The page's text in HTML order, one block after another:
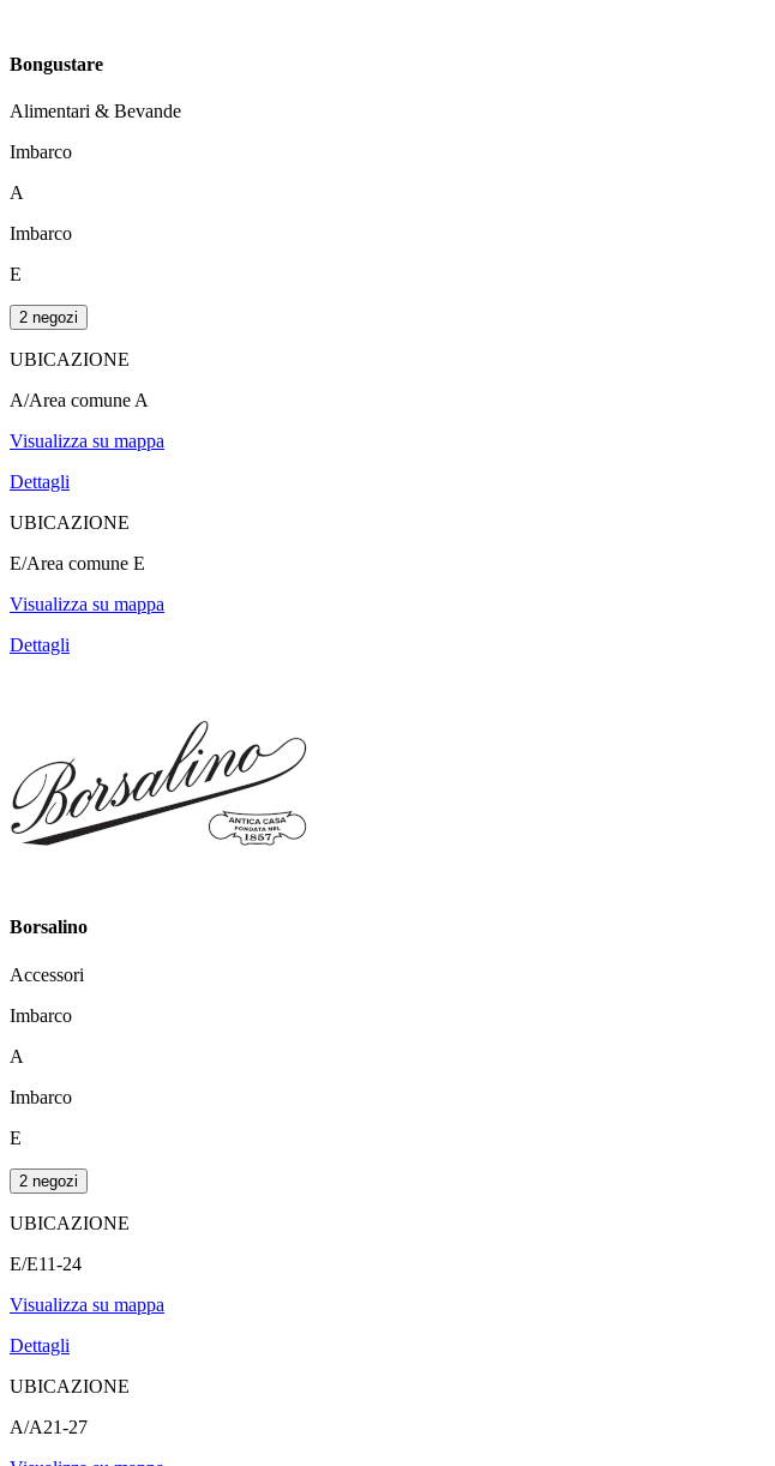
Bongustare
Alimentari & Bevande
Imbarco
A
Imbarco
E
2 negozi
UBICAZIONE
A/Area comune A
Visualizza su mappa
Dettagli
UBICAZIONE
E/Area comune E
Visualizza su mappa
Dettagli
Borsalino
Accessori
Imbarco
A
Imbarco
E
2 negozi
UBICAZIONE
E/E11-24
Visualizza su mappa
Dettagli
UBICAZIONE
A/A21-27